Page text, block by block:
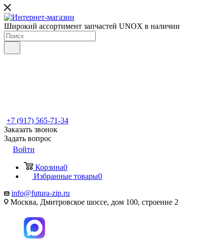
Широкий ассортимент запчастей UNOX в наличии
+7 (917) 565-71-34
Заказать звонок
Задать вопрос
Войти
Корзина0
Избранные товары0
info@futura-zip.ru
Москва, Дмитровское шоссе, дом 100, строение 2